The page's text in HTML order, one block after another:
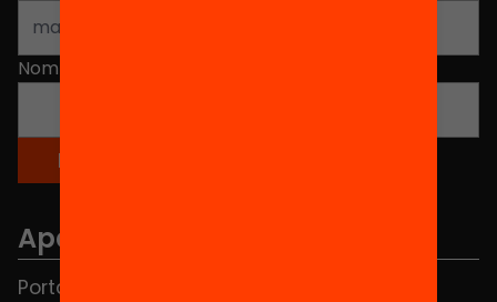
Nombre
Apartados
Portada